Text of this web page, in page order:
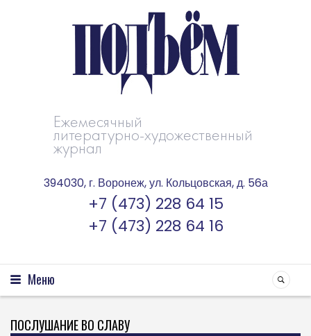
Ежемесячный
литературно-художественный
журнал
394030, г. Воронеж, ул. Кольцовская, д. 56а
+7 (473) 228 64 15
+7 (473) 228 64 16
Меню
ПОСЛУШАНИЕ ВО СЛАВУ